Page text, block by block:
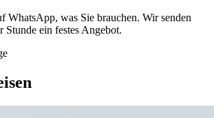
WhatsApp, was Sie brauchen. Wir senden
Stunde ein festes Angebot.